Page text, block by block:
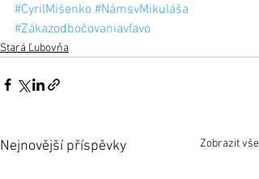
#CyrilMišenko #NámsvMikuláša
#Zákazodbočovaniavľavo
Stará Ľubovňa
Nejnovější příspěvky Zobrazit vše